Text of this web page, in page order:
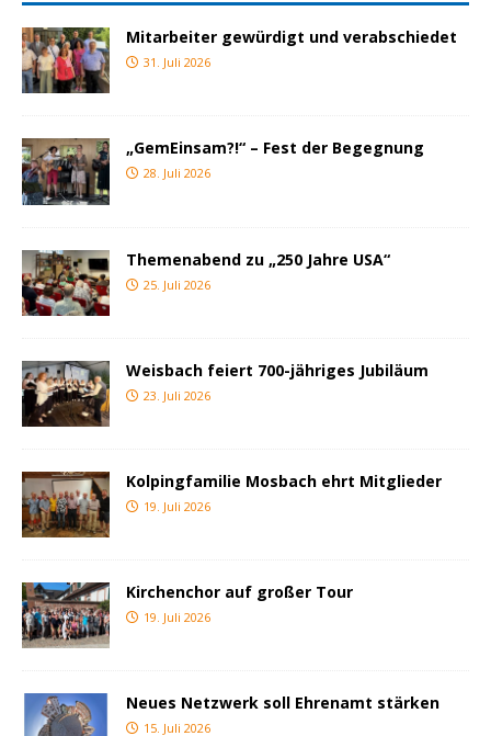
Mitarbeiter gewürdigt und verabschiedet
31. Juli 2026
„GemEinsam?!“ – Fest der Begegnung
28. Juli 2026
Themenabend zu „250 Jahre USA“
25. Juli 2026
Weisbach feiert 700-jähriges Jubiläum
23. Juli 2026
Kolpingfamilie Mosbach ehrt Mitglieder
19. Juli 2026
Kirchenchor auf großer Tour
19. Juli 2026
Neues Netzwerk soll Ehrenamt stärken
15. Juli 2026